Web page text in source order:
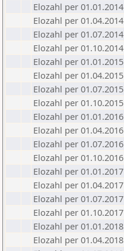
Elozahl per 01.01.2014
Elozahl per 01.04.2014
Elozahl per 01.07.2014
Elozahl per 01.10.2014
Elozahl per 01.01.2015
Elozahl per 01.04.2015
Elozahl per 01.07.2015
Elozahl per 01.10.2015
Elozahl per 01.01.2016
Elozahl per 01.04.2016
Elozahl per 01.07.2016
Elozahl per 01.10.2016
Elozahl per 01.01.2017
Elozahl per 01.04.2017
Elozahl per 01.07.2017
Elozahl per 01.10.2017
Elozahl per 01.01.2018
Elozahl per 01.04.2018